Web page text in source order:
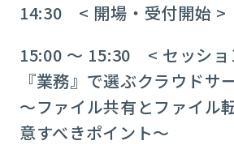
14:30 < 開場・受付開始 >
15:00 ～ 15:30 < セッショ
『業務』で選ぶクラウドサ
～ファイル共有とファイル
意すべきポイント～